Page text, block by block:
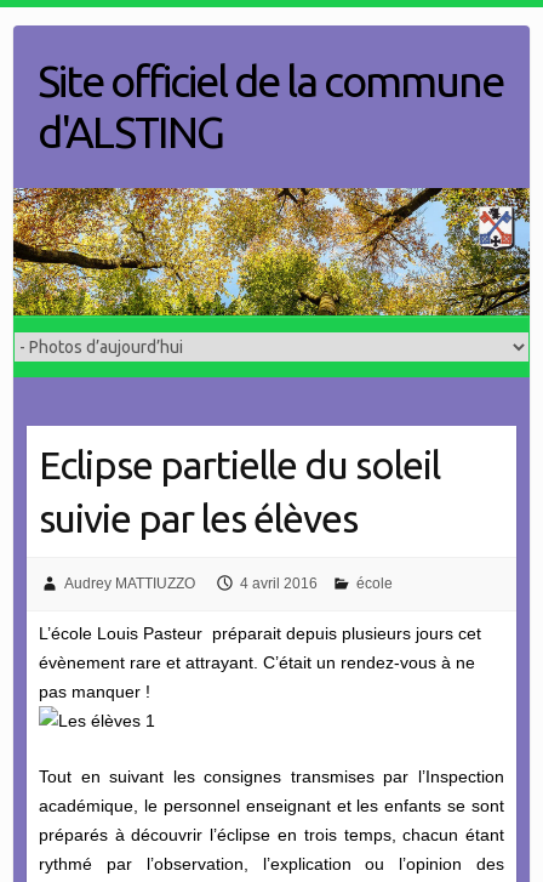
contentSite officiel de la commune
d'ALSTING
Eclipse partielle du soleil
suivie par les élèves
Audrey MATTIUZZO 4 avril 2016 école
L’école Louis Pasteur préparait depuis plusieurs jours cet
évènement rare et attrayant. C’était un rendez-vous à ne
pas manquer !
Tout en suivant les consignes transmises par l’Inspection
académique, le personnel enseignant et les enfants se sont
préparés à découvrir l’éclipse en trois temps, chacun étant
rythmé par l’observation, l’explication ou l’opinion des